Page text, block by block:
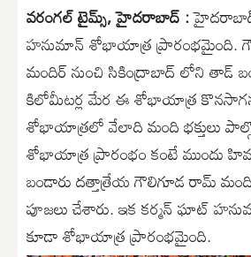
వరంగల్ టైమ్స్, హైదరాబాద్ :
హనుమాన్ శోభాయాత్ర ప్రారంభమైంది.
మందిర్ నుంచి సికింద్రాబాద్ లోని తాడ్
కిలోమీటర్ల మేర ఈ శోభాయాత్ర
శోభాయాత్రలో వేలాది మంది భక్తులు
శోభాయాత్ర ప్రారంభం కంటే ముందు
బండారు దత్తాత్రేయ గౌలిగూడ రామ్ మందిర్
పూజలు చేశారు. ఇక కర్మన్ ఘాట్
కూడా శోభాయాత్ర ప్రారంభమైంది.